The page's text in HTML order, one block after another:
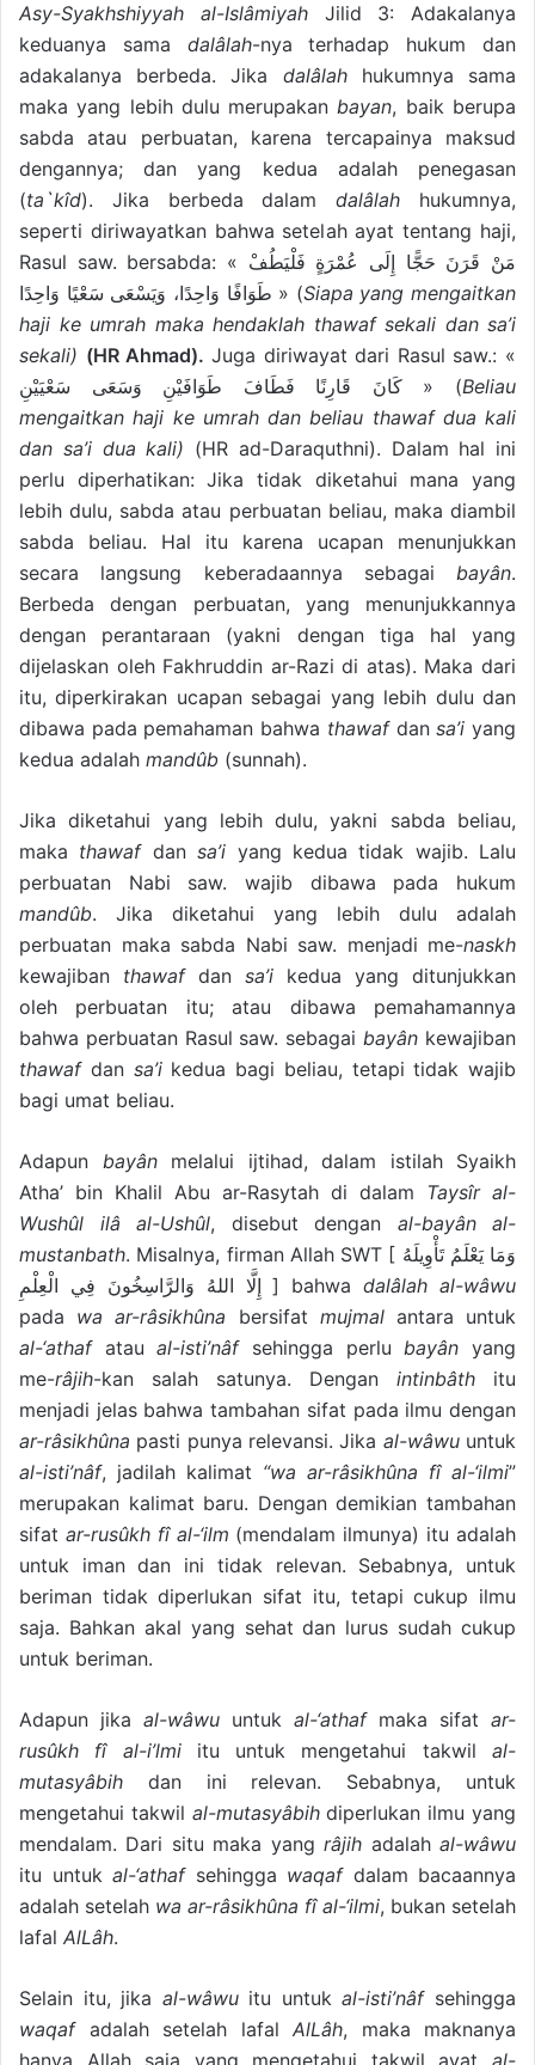
Asy-Syakhshiyyah al-IslâmiyahJilid 3: Adakalanya
keduanya sama dalâlah-nya terhadap hukum dan
adakalanya berbeda. Jika dalâlahhukumnya sama
maka yang lebih dulu merupakanbayan, baik berupa
sabda atau perbuatan, karena tercapainya maksud
dengannya; dan yang kedua adalah penegasan
(ta`kîd). Jika berbeda dalamdalâlah hukumnya,
seperti diriwayatkan bahwa setelah ayat tentang haji,
Rasul saw. bersabda: « مَنْ قَرَنَ حَجًّا إِلَى عُمْرَةٍ فَلْيَطُفْ
طَوَافًا وَاحِدًا، وَيَسْعَى سَعْيًا وَاحِدًا » (Siapa yang mengaitkan
haji ke umrah maka hendaklah thawaf sekali dan sa’i
sekali) (HR Ahmad). Juga diriwayat dari Rasul saw.: «
كَانَ قَارِنًا فَطَافَ طَوَافَيْنِ وَسَعَى سَعْيَيْنِ » (Beliau
mengaitkan haji ke umrah dan beliau thawaf dua kali
dan sa’i dua kali) (HR ad-Daraquthni). Dalam hal ini
perlu diperhatikan: Jika tidak diketahui mana yang
lebih dulu, sabda atau perbuatan beliau, maka diambil
sabda beliau. Hal itu karena ucapan menunjukkan
secara langsung keberadaannya sebagai bayân.
Berbeda dengan perbuatan, yang menunjukkannya
dengan perantaraan (yakni dengan tiga hal yang
dijelaskan oleh Fakhruddin ar-Razi di atas). Maka dari
itu, diperkirakan ucapan sebagai yang lebih dulu dan
dibawa pada pemahaman bahwa thawafdansa’i yang
kedua adalah mandûb (sunnah).
Jika diketahui yang lebih dulu, yakni sabda beliau,
maka thawafdansa’i yang kedua tidak wajib. Lalu
perbuatan Nabi saw. wajib dibawa pada hukum
mandûb. Jika diketahui yang lebih dulu adalah
perbuatan maka sabda Nabi saw. menjadi me-naskh
kewajiban thawafdan sa’i kedua yang ditunjukkan
oleh perbuatan itu; atau dibawa pemahamannya
bahwa perbuatan Rasul saw. sebagaibayân kewajiban
thawafdan sa’ikedua bagi beliau, tetapi tidak wajib
bagi umat beliau.
Adapun bayânmelalui ijtihad, dalam istilah Syaikh
Atha’ bin Khalil Abu ar-Rasytah di dalam Taysîr al-
Wushûl ilâ al-Ushûl, disebut dengan al-bayân al-
mustanbath. Misalnya, firman Allah SWT [ وَمَا يَعْلَمُ تَأْوِيلَهُ
إِلَّا اللهُ وَالرَّاسِخُونَ فِي الْعِلْمِ ] bahwadalâlah al-wâwu
pada wa ar-râsikhûna bersifat mujmalantara untuk
al-‘athafataual-isti’nâfsehingga perlubayân yang
me-râjih-kan salah satunya. Dengan intinbâth itu
menjadi jelas bahwa tambahan sifat pada ilmu dengan
ar-râsikhûna pasti punya relevansi. Jika al-wâwuuntuk
al-isti’nâf, jadilah kalimat “wa ar-râsikhûna fî al-‘ilmi”
merupakan kalimat baru. Dengan demikian tambahan
sifat ar-rusûkh fî al-‘ilm (mendalam ilmunya) itu adalah
untuk iman dan ini tidak relevan. Sebabnya, untuk
beriman tidak diperlukan sifat itu, tetapi cukup ilmu
saja. Bahkan akal yang sehat dan lurus sudah cukup
untuk beriman.
Adapun jika al-wâwu untuk al-‘athafmaka sifat ar-
rusûkh fî al-i’lmiitu untuk mengetahui takwilal-
mutasyâbih dan ini relevan. Sebabnya, untuk
mengetahui takwil al-mutasyâbihdiperlukan ilmu yang
mendalam. Dari situ maka yangrâjih adalahal-wâwu
itu untuk al-‘athafsehingga waqafdalam bacaannya
adalah setelah wa ar-râsikhûna fî al-‘ilmi, bukan setelah
lafal AlLâh.
Selain itu, jika al-wâwuitu untukal-isti’nâfsehingga
waqafadalah setelah lafal AlLâh, maka maknanya